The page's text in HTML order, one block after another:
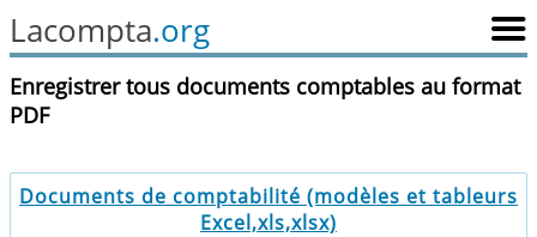
Lacompta.org
Enregistrer tous documents comptables au format
PDF
Documents de comptabilité (modèles et tableurs
Excel,xls,xlsx)